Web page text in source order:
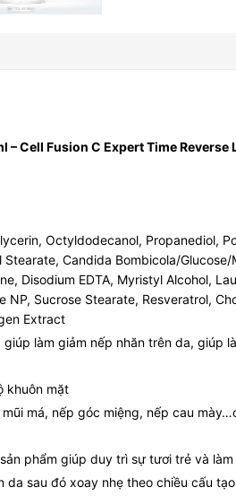
Cell Fusion C Expert Time Reverse
Octyldodecanol, Propanediol,
Candida Bombicola/
Disodium EDTA, Myristyl Alcohol,
Sucrose Stearate, Resveratrol,
Extract
làm giảm nếp nhăn trên da, giúp
khuôn mặt
má, nếp góc miệng, nếp cau
phẩm giúp duy trì sự tươi trẻ và
sau đó xoay nhẹ theo chiều cấu